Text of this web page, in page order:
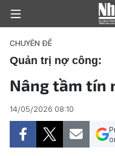
TRANG CHỦ
THỜI SỰ - CHÍNH TRỊ
E-MAGAZINE
CHUYÊN ĐỀ
Quản trị nợ công:
Nâng tầm tín
14/05/2026 08:10